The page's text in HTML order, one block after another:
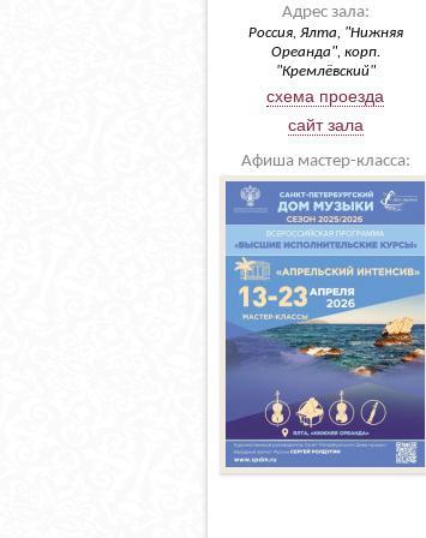
Адрес зала:
Россия, Ялта, "Нижняя
Ореанда", корп.
"Кремлёвский"
схема проезда
сайт зала
Афиша мастер-класса: